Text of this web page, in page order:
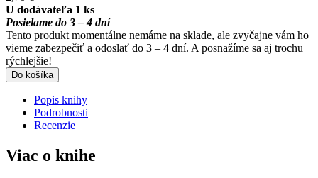
U dodávateľa 1 ks
Posielame do 3 – 4 dní
Tento produkt momentálne nemáme na sklade, ale zvyčajne vám ho
vieme zabezpečiť a odoslať do 3 – 4 dní. A posnažíme sa aj trochu
rýchlejšie!
Do košíka
Popis knihy
Podrobnosti
Recenzie
Viac o knihe